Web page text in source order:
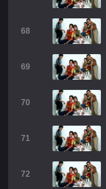
68
69
70
71
72